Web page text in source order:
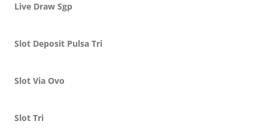
Live Draw Sgp
Slot Deposit Pulsa Tri
Slot Via Ovo
Slot Tri